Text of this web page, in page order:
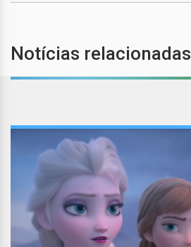
Notícias relacionadas